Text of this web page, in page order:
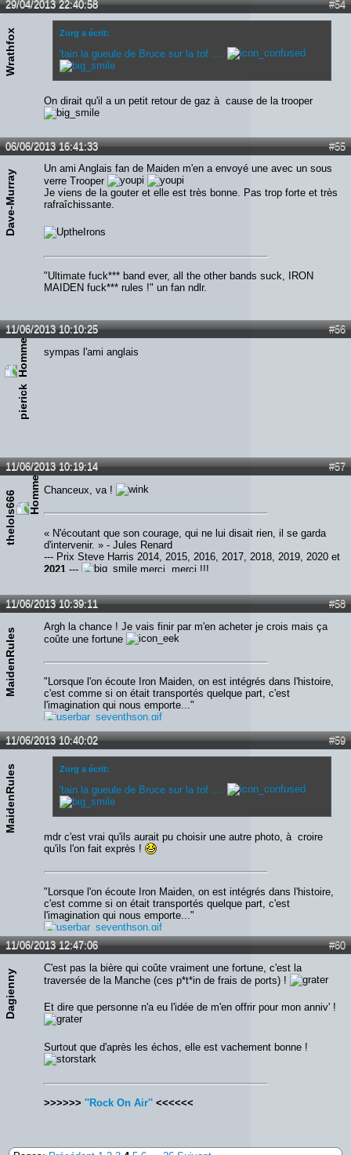
#54
29/04/2013 22:40:58
Wrathfox Zorg a écrit:
'tain la gueule de Bruce sur la tof ....
On dirait qu'il a un petit retour de gaz à cause de la trooper
#55
06/06/2013 16:41:33
Dave-Murray
Un ami Anglais fan de Maiden m'en a envoyé une avec un sous
verre Trooper
Je viens de la gouter et elle est très bonne. Pas trop forte et très
rafraîchissante.
"Ultimate fuck*** band ever, all the other bands suck, IRON
MAIDEN fuck*** rules !" un fan ndlr.
#56
11/06/2013 10:10:25
pierick
sympas l'ami anglais
#57
11/06/2013 10:19:14
thelols666 Chanceux, va !
« N'écoutant que son courage, qui ne lui disait rien, il se garda
d'intervenir. » - Jules Renard
--- Prix Steve Harris 2014, 2015, 2016, 2017, 2018, 2019, 2020 et
2021 --- merci, merci !!!
#58
11/06/2013 10:39:11
MaidenRules
Argh la chance ! Je vais finir par m'en acheter je crois mais ça
coûte une fortune
"Lorsque l'on écoute Iron Maiden, on est intégrés dans l'histoire,
c'est comme si on était transportés quelque part, c'est
l'imagination qui nous emporte..."
#59
11/06/2013 10:40:02
MaidenRules Zorg a écrit:
'tain la gueule de Bruce sur la tof ....
mdr c'est vrai qu'ils aurait pu choisir une autre photo, à croire
qu'ils l'on fait exprès !
"Lorsque l'on écoute Iron Maiden, on est intégrés dans l'histoire,
c'est comme si on était transportés quelque part, c'est
l'imagination qui nous emporte..."
#60
11/06/2013 12:47:06
Dagienny
C'est pas la bière qui coûte vraiment une fortune, c'est la
traversée de la Manche (ces p*t*in de frais de ports) !
Et dire que personne n'a eu l'idée de m'en offrir pour mon anniv' !
Surtout que d'après les échos, elle est vachement bonne !
>>>>>> ''Rock On Air'' <<<<<<